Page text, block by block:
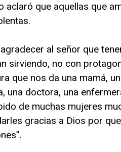
aclaró que aquellas que
al señor que
sirviendo, no con
que nos da una mamá,
una doctora, una
de muchas mujeres
gracias a Dios por